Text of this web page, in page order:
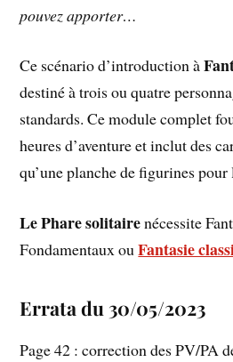
pouvez apporter…
Ce scénario d’introduction à
destiné à trois ou quatre
standards. Ce module complet
heures d’aventure et inclut des
qu’une planche de figurines pour
Le Phare solitairenécessite
Fondamentaux ouFantasie
Errata du 30/05/2023
Page 42 : correction des PV/PA